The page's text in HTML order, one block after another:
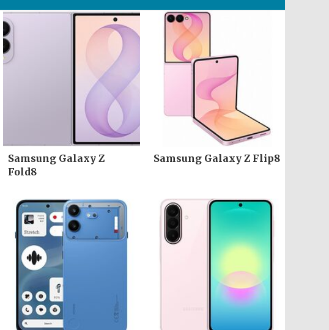
Samsung Galaxy Z
Fold8
Samsung Galaxy Z Flip8